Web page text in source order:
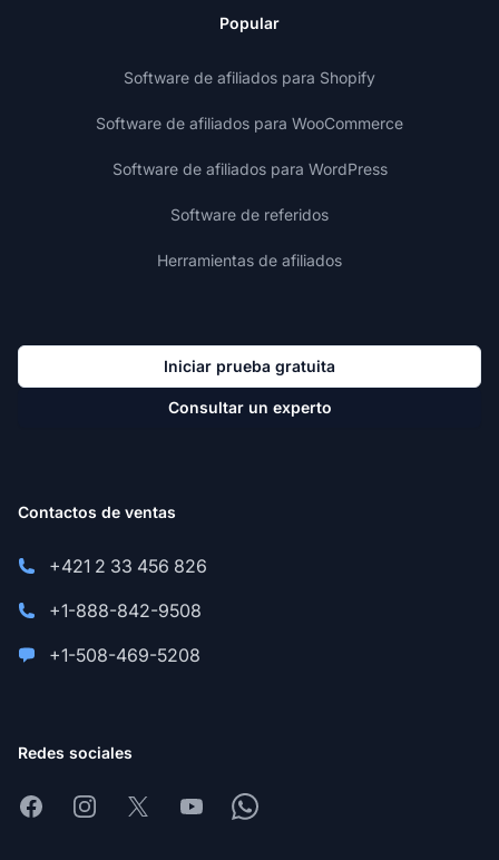
Popular
Software de afiliados para Shopify
Software de afiliados para WooCommerce
Software de afiliados para WordPress
Software de referidos
Herramientas de afiliados
Iniciar prueba gratuita
Consultar un experto
Contactos de ventas
+421 2 33 456 826
+1-888-842-9508
+1-508-469-5208
Redes sociales
FacebookInstagram
X YoutubeWhatsapp